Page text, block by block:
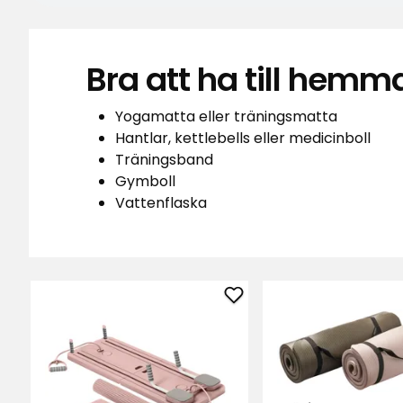
Bra att ha till
Yogamatta eller träningsmatta
Hantlar, kettlebells eller medicinboll
Träningsband
Gymboll
Vattenflaska
Lägg
Pilatesbräda
favoriter